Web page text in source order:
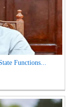
Functions...